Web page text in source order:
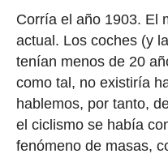
Corría el año 1903. El
actual. Los coches (y
tenían menos de 20
como tal, no existiría
hablemos, por tanto,
el ciclismo se había
fenómeno de masas,